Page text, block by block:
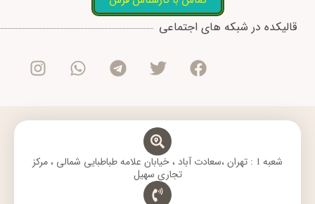
قالیکده در شبکه های اجتماعی
F
c
e
o
T
i
t
e
r
T
l
e
r
W
a
t
a
I
s
t
g
m
شعبه 1 : تهران ،سعادت آباد ، خیابان علامه طباطبایی شمالی ، مرکز
تجاری سهیل